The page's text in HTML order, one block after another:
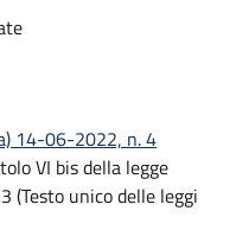
14-06-2022, n. 4
VI bis della legge
(Testo unico delle leggi